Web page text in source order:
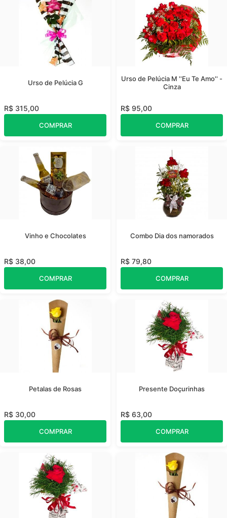
Urso de Pelúcia G
R$ 315,00
COMPRAR
Urso de Pelúcia M ''Eu Te Amo'' -
Cinza
R$ 95,00
COMPRAR
Vinho e Chocolates
R$ 38,00
COMPRAR
Combo Dia dos namorados
R$ 79,80
COMPRAR
Petalas de Rosas
R$ 30,00
COMPRAR
Presente Doçurinhas
R$ 63,00
COMPRAR